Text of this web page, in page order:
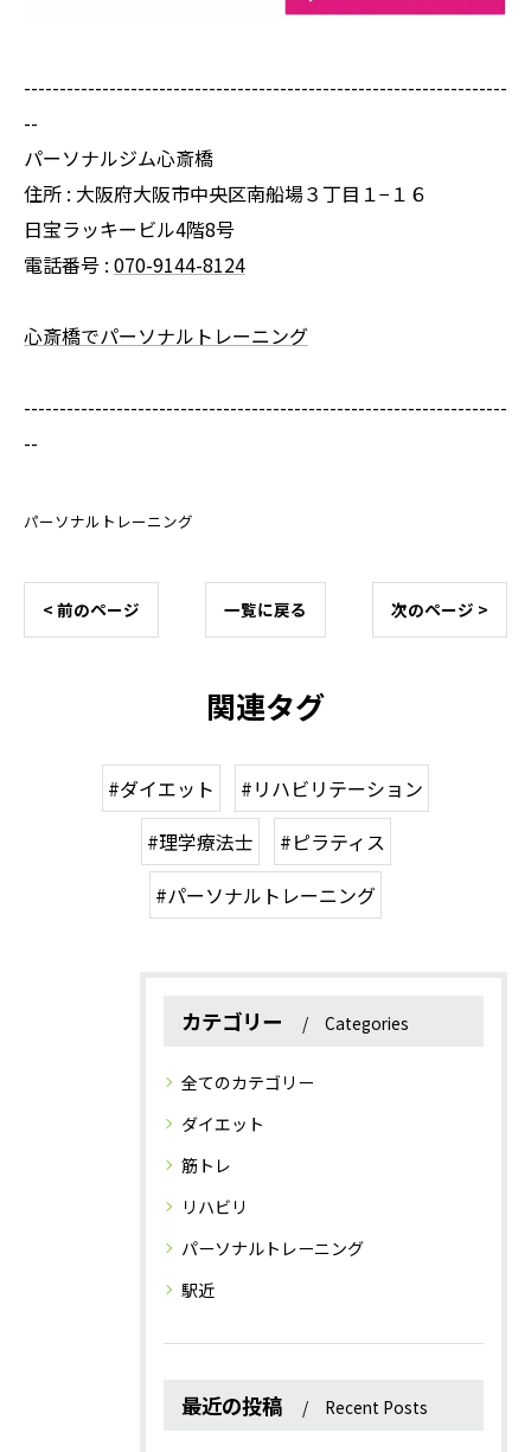
--------------------------------------------------------------------
--
パーソナルジム心斎橋
住所 : 大阪府大阪市中央区南船場３丁目１−１６
日宝ラッキービル4階8号
電話番号 : 070-9144-8124
心斎橋でパーソナルトレーニング
--------------------------------------------------------------------
--
パーソナルトレーニング
< 前のページ 一覧に戻る 次のページ >
関連タグ
#ダイエット
#リハビリテーション
#理学療法士
#ピラティス
#パーソナルトレーニング
カテゴリー Categories
全てのカテゴリー
ダイエット
筋トレ
リハビリ
パーソナルトレーニング
駅近
最近の投稿 Recent Posts